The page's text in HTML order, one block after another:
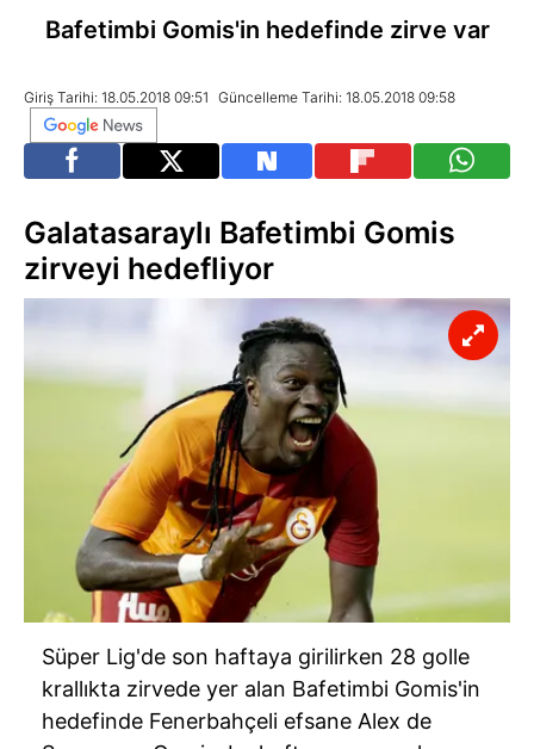
Bafetimbi Gomis'in hedefinde zirve var
Giriş Tarihi: 18.05.2018 09:51 Güncelleme Tarihi: 18.05.2018 09:58
Galatasaraylı Bafetimbi Gomis
zirveyi hedefliyor
Süper Lig'de son haftaya girilirken 28 golle
krallıkta zirvede yer alan Bafetimbi Gomis'in
hedefinde Fenerbahçeli efsane Alex de